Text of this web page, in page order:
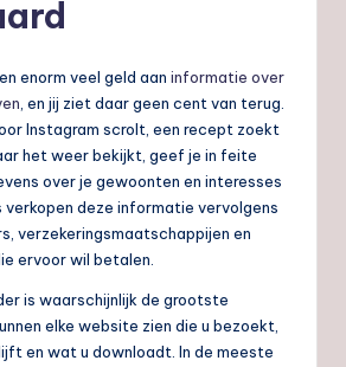
enorm veel geld aan informatie over
, en jij ziet daar geen cent van terug.
Instagram scrolt, een recept zoekt
het weer bekijkt, geef je in feite
over je gewoonten en interesses
verkopen deze informatie vervolgens
verzekeringsmaatschappijen en
ervoor wil betalen.
is waarschijnlijk de grootste
elke website zien die u bezoekt,
en wat u downloadt. In de meeste